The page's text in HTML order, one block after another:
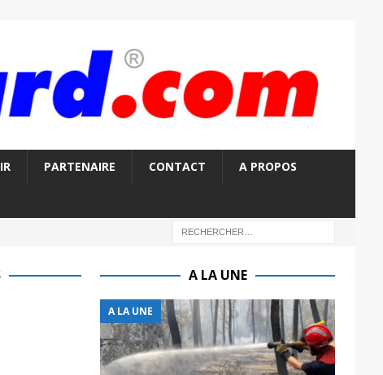
PARTENAIRE CONTACT A PROPOS
A LA UNE
A LA UNE